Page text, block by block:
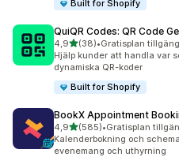
Built for Shopify
QuiQR Codes: QR Code
4,9av 5 stjärnor
(38)
38 recensioner totalt
•Gratisplan
Hjälp kunder att handla var
dynamiska QR-koder
Built for Shopify
BookX Appointment
4,9av 5 stjärnor
(585)
585 recensioner totalt
•Gratisplan
Kalenderbokning och
evenemang och uthyrning